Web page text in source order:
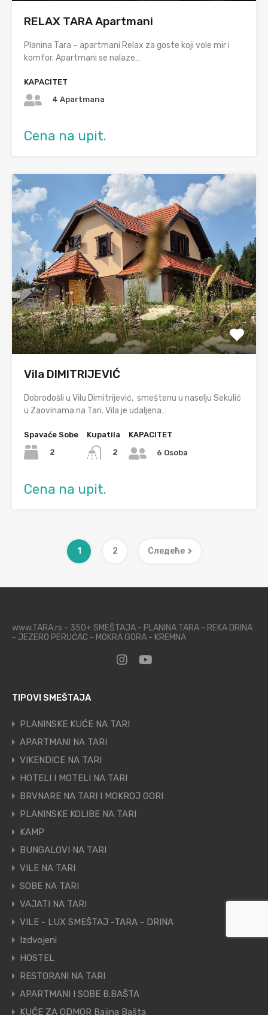
RELAX TARA Apartmani
Planina Tara – apartmani Relax za goste koji vole mir i
komfor. Apartmani se nalaze…
KAPACITET
4 Apartmana
Cena na upit.
Vila DIMITRIJEVIĆ
Dobrodošli u Vilu Dimitrijević, smeštenu u naselju Sekulić
u Zaovinama na Tari. Vila je udaljena…
Spavaće Sobe
2
Kupatila
2
KAPACITET
6 Osoba
Cena na upit.
1 2 Следеће
www.TARA.rs - 350+ SMEŠTAJA - PLANINA TARA - REKA DRINA
- JEZERO PERUĆAC - MOKRA GORA - KREMNA
TIPOVI SMEŠTAJA
PLANINSKE KUĆE NA TARI
APARTMANI NA TARI
VIKENDICE NA TARI
HOTELI I MOTELI NA TARI
BRVNARE NA TARI I MOKROJ GORI
PLANINSKE KOLIBE NA TARI
KAMP
BUNGALOVI NA TARI
VILE NA TARI
SOBE NA TARI
VAJATI NA TARI
VILE - LUX SMEŠTAJ -TARA - DRINA
Izdvojeni
HOSTEL
RESTORANI NA TARI
APARTMANI I SOBE B.BAŠTA
KUĆE ZA ODMOR Bajina Bašta